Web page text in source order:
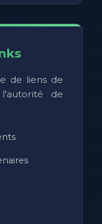
de liens de
de